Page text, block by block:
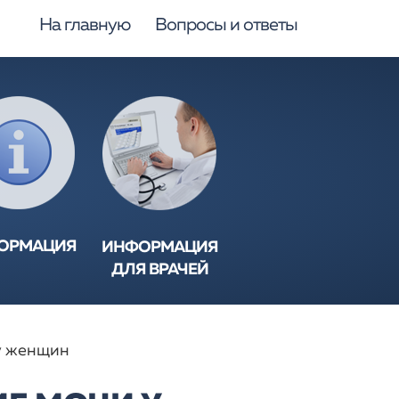
На главную Вопросы и ответы
ИНФОРМАЦИЯ
ДЛЯ ВРАЧЕЙ
женщин